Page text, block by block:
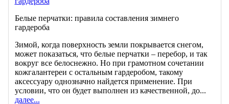
Белые перчатки: правила составления зимнего
гардероба
Зимой, когда поверхность земли покрывается снегом,
может показаться, что белые перчатки – перебор, и так
вокруг все белоснежно. Но при грамотном сочетании
кожгалантереи с остальным гардеробом, такому
аксессуару однозначно найдется применение. При
условии, что он будет выполнен из качественной, до...
далее...